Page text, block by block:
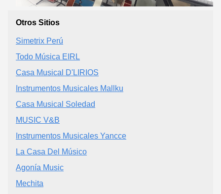
Otros Sitios
Simetrix Perú
Todo Música EIRL
Casa Musical D'LIRIOS
Instrumentos Musicales Mallku
Casa Musical Soledad
MUSIC V&B
Instrumentos Musicales Yancce
La Casa Del Músico
Agonía Music
Mechita